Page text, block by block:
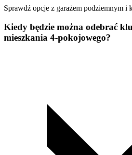
Sprawdź opcje z garażem podziemnym i
Kiedy będzie można odebrać
mieszkania 4-pokojowego?